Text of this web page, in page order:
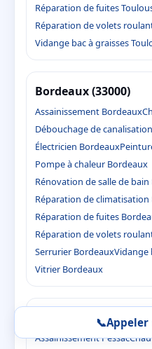
Réparation de fuites
Réparation de volets
Vidange bac à graisses
Bordeaux (33000)
Assainissement Bordeaux
Débouchage de
Électricien Bordeaux
Pompe à chaleur Bordeaux
Rénovation de salle de
Réparation de climatisation
Réparation de fuites
Réparation de volets
Serrurier BordeauxVidange
Vitrier Bordeaux
Pessac (33600)
Assainissement Pessac
📞